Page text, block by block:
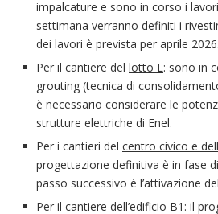
impalcature e sono in corso i
settimana verranno definiti i
dei lavori è prevista per aprile 2026.
Per il cantiere del lotto L : sono in
grouting (tecnica di
è necessario considerare le
strutture elettriche di Enel.
Per i cantieri del centro civico e
progettazione definitiva è in fase
passo successivo è l’attivazione
Per il cantiere dell’edificio B1: il